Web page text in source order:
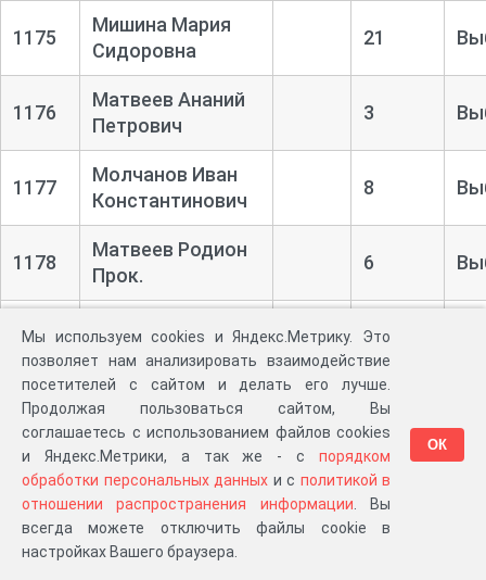
1175
Мишина Мария
Сидоровна
21
1176
Матвеев Ананий
Петрович
3
1177
Молчанов Иван
Константинович
8
1178
Матвеев Родион
Прок.
6
1179
Григор.
8
1180
Федосья
Яковлевна
7
1181
Мусинова Елена
Ивановна
9
Мы используем cookies и Яндекс.Метрику. Это
позволяет нам анализировать взаимодействие
посетителей с сайтом и делать его лучше.
Продолжая пользоваться сайтом, Вы
соглашаетесь с использованием файлов cookies
и Яндекс.Метрики, а так же - с порядком
обработки персональных данных и с политикой в
отношении распространения информации . Вы
всегда можете отключить файлы cookie в
настройках Вашего браузера.
ОК